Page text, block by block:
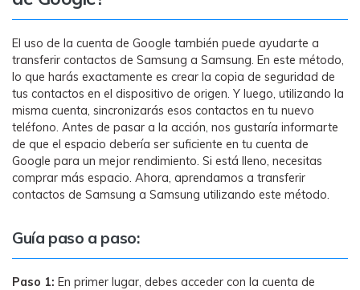
El uso de la cuenta de Google también puede ayudarte a
transferir contactos de Samsung a Samsung. En este método,
lo que harás exactamente es crear la copia de seguridad de
tus contactos en el dispositivo de origen. Y luego, utilizando la
misma cuenta, sincronizarás esos contactos en tu nuevo
teléfono. Antes de pasar a la acción, nos gustaría informarte
de que el espacio debería ser suficiente en tu cuenta de
Google para un mejor rendimiento. Si está lleno, necesitas
comprar más espacio. Ahora, aprendamos a transferir
contactos de Samsung a Samsung utilizando este método.
Guía paso a paso:
Paso 1: En primer lugar, debes acceder con la cuenta de